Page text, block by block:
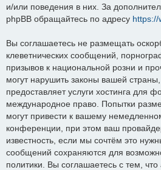
и/или поведения в них. За
phpBB обращайтесь по адресу https://
Вы соглашаетесь не размещать
клеветнических сообщений,
призывов к национальной розни и
могут нарушить законы вашей
предоставляет услуги хостинга для
международное право. Попытки
могут привести к вашему
конференции, при этом ваш
известность, если мы сочтём это
сообщений сохраняются для
политики. Вы соглашаетесь с тем,